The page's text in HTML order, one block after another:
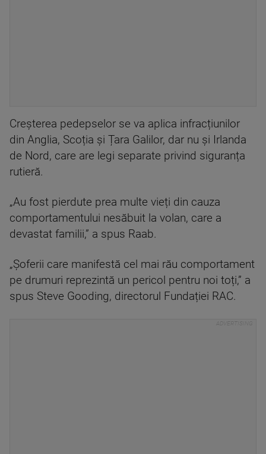
Creșterea pedepselor se va aplica infracțiunilor
din Anglia, Scoția și Țara Galilor, dar nu și Irlanda
de Nord, care are legi separate privind siguranța
rutieră.
„Au fost pierdute prea multe vieți din cauza
comportamentului nesăbuit la volan, care a
devastat familii,” a spus Raab.
„Șoferii care manifestă cel mai rău comportament
pe drumuri reprezintă un pericol pentru noi toți,” a
spus Steve Gooding, directorul Fundației RAC.